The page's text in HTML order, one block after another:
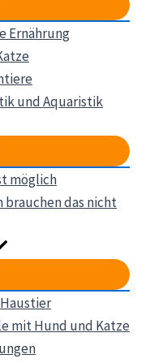
Ernährung
und Aquaristik
möglich
brauchen das nicht
mit Hund und Katze